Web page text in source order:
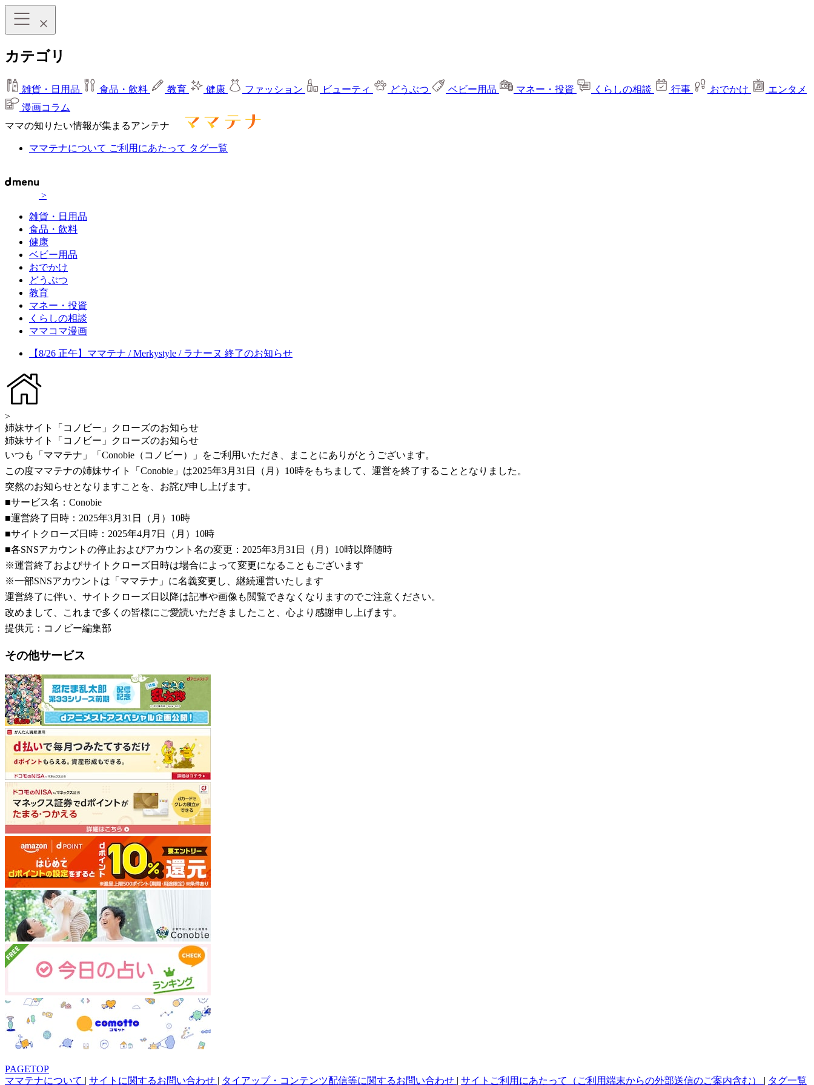
カテゴリ
雑貨・日用品 食品・飲料 教育 健康 ファッション ビューティ どうぶつ ベビー用品 マネー・投資 くらしの相談 行事 おでかけ
エンタメ
漫画コラム
ママの知りたい情報が集まるアンテナ
ママテナについて ご利用にあたって タグ一覧
>
雑貨・日用品
食品・飲料
健康
ベビー用品
おでかけ
どうぶつ
教育
マネー・投資
くらしの相談
ママコマ漫画
【8/26 正午】ママテナ / Merkystyle / ラナーヌ 終了のお知らせ
>
姉妹サイト「コノビー」クローズのお知らせ
姉妹サイト「コノビー」クローズのお知らせ
いつも「ママテナ」「Conobie（コノビー）」をご利用いただき、まことにありがとうございます。
この度ママテナの姉妹サイト「Conobie」は2025年3月31日（月）10時をもちまして、運営を終了することとなりました。
突然のお知らせとなりますことを、お詫び申し上げます。
■サービス名：Conobie
■運営終了日時：2025年3月31日（月）10時
■サイトクローズ日時：2025年4月7日（月）10時
■各SNSアカウントの停止およびアカウント名の変更：2025年3月31日（月）10時以降随時
※運営終了およびサイトクローズ日時は場合によって変更になることもございます
※一部SNSアカウントは「ママテナ」に名義変更し、継続運営いたします
運営終了に伴い、サイトクローズ日以降は記事や画像も閲覧できなくなりますのでご注意ください。
改めまして、これまで多くの皆様にご愛読いただきましたこと、心より感謝申し上げます。
提供元：コノビー編集部
その他サービス
PAGETOP
ママテナについて | サイトに関するお問い合わせ | タイアップ・コンテンツ配信等に関するお問い合わせ | サイトご利用にあたって（ご利用端末からの外部送信のご案内含む） | タグ一覧